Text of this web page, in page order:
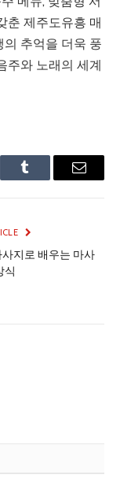
춘 제주도유흥 매
추억을 더욱 풍
주와 노래의 세계
Tumblr Email
지로 배우는 마사
식